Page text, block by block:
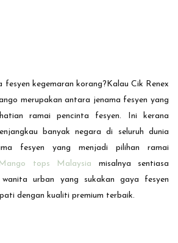
fesyen kegemaran korang?Kalau Cik Renex
merupakan antara jenama fesyen yang
ramai pencinta fesyen. Ini kerana
banyak negara di seluruh dunia
fesyen yang menjadi pilihan ramai
tops Malaysia
misalnya sentiasa
urban yang sukakan gaya fesyen
dengan kualiti premium terbaik.